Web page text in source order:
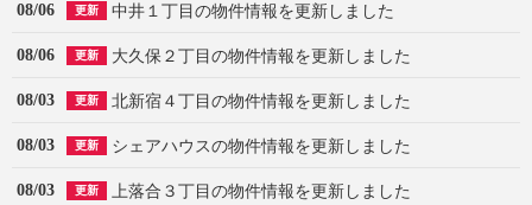
08/06 更新 中井１丁目の物件情報を更新しました
08/06 更新 大久保２丁目の物件情報を更新しました
08/03 更新 北新宿４丁目の物件情報を更新しました
08/03 更新 シェアハウスの物件情報を更新しました
08/03 更新 上落合３丁目の物件情報を更新しました